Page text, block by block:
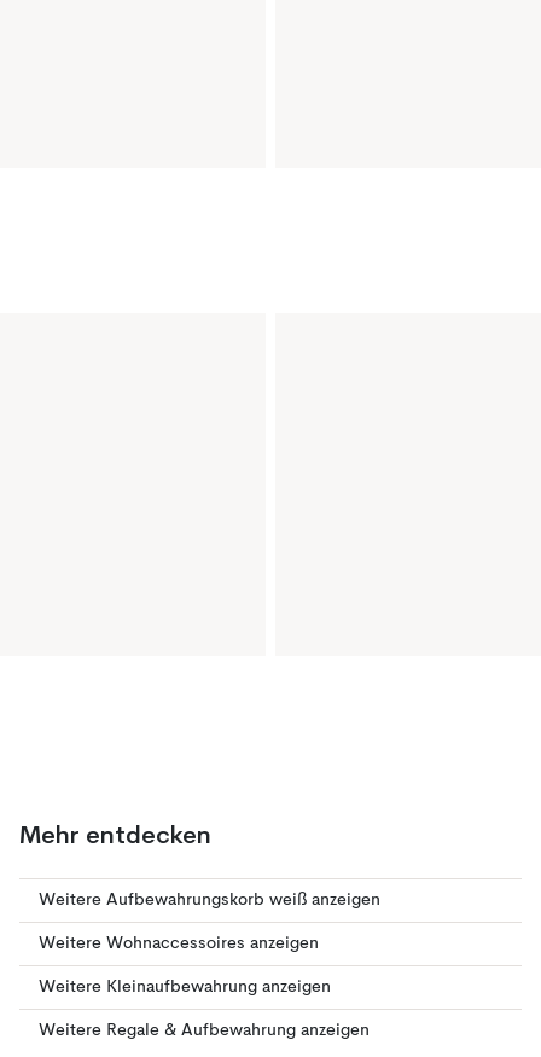
Mehr entdecken
Weitere Aufbewahrungskorb weiß anzeigen
Weitere Wohnaccessoires anzeigen
Weitere Kleinaufbewahrung anzeigen
Weitere Regale & Aufbewahrung anzeigen